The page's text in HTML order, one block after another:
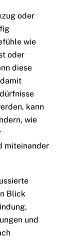
oder
wie
oder
diese
kann
wie
miteinander
Blick
und